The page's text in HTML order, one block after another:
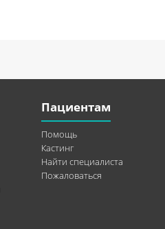
Пациентам
Помощь
Кастинг
Найти специалиста
Пожаловаться